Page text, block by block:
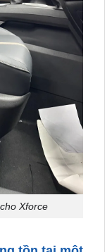
Xforce
tồn tại một